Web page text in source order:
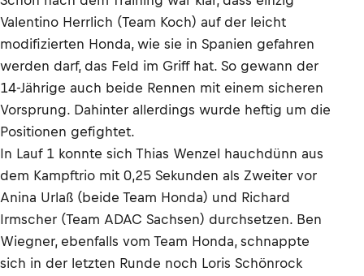
Valentino Herrlich (Team Koch) auf der leicht
modifizierten Honda, wie sie in Spanien gefahren
werden darf, das Feld im Griff hat. So gewann der
14-Jährige auch beide Rennen mit einem sicheren
Vorsprung. Dahinter allerdings wurde heftig um die
Positionen gefightet.
In Lauf 1 konnte sich Thias Wenzel hauchdünn aus
dem Kampftrio mit 0,25 Sekunden als Zweiter vor
Anina Urlaß (beide Team Honda) und Richard
Irmscher (Team ADAC Sachsen) durchsetzen. Ben
Wiegner, ebenfalls vom Team Honda, schnappte
sich in der letzten Runde noch Loris Schönrock